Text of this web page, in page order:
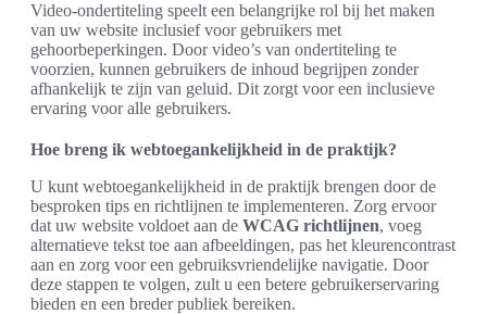
Video-ondertiteling speelt een belangrijke rol bij het maken
van uw website inclusief voor gebruikers met
gehoorbeperkingen. Door video’s van ondertiteling te
voorzien, kunnen gebruikers de inhoud begrijpen zonder
afhankelijk te zijn van geluid. Dit zorgt voor een inclusieve
ervaring voor alle gebruikers.
Hoe breng ik webtoegankelijkheid in de praktijk?
U kunt webtoegankelijkheid in de praktijk brengen door de
besproken tips en richtlijnen te implementeren. Zorg ervoor
dat uw website voldoet aan de WCAG richtlijnen, voeg
alternatieve tekst toe aan afbeeldingen, pas het kleurencontrast
aan en zorg voor een gebruiksvriendelijke navigatie. Door
deze stappen te volgen, zult u een betere gebruikerservaring
bieden en een breder publiek bereiken.